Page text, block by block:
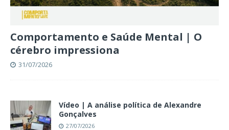
Comportamento e Saúde Mental | O
cérebro impressiona
31/07/2026
Vídeo | A análise política de Alexandre
Gonçalves
27/07/2026